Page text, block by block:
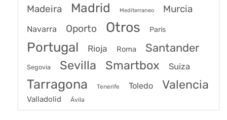
Madeira Madrid Mediterraneo Murcia
Navarra Oporto Otros Paris
Portugal Rioja Roma Santander
Segovia Sevilla Smartbox Suiza
Tarragona Tenerife Toledo Valencia
Valladolid Ávila